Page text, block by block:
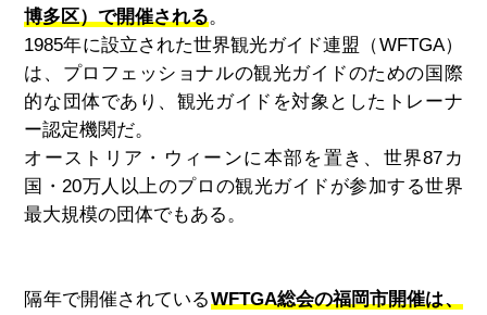
博多区）で開催される。
1985年に設立された世界観光ガイド連盟（WFTGA）
は、プロフェッショナルの観光ガイドのための国際
的な団体であり、観光ガイドを対象としたトレーナ
ー認定機関だ。
オーストリア・ウィーンに本部を置き、世界87 カ
国・ 20万人以上のプロの観光ガイドが参加する世界
最大規模の団体でもある。
隔年で開催されているWFTGA総会の福岡市開催は、